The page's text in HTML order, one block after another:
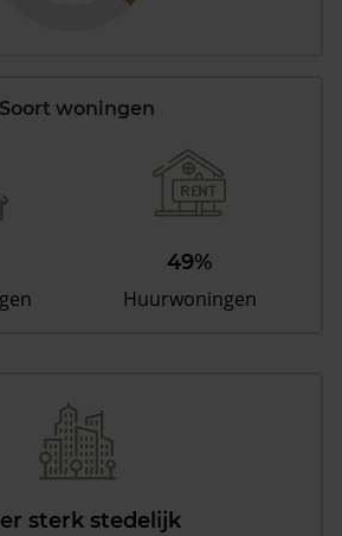
Soort woningen
49%
Huurwoningen
sterk stedelijk